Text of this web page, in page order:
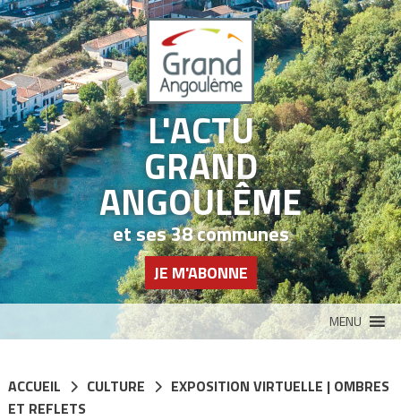
L'ACTU
GRAND
ANGOULÊME
et ses 38 communes
JE M'ABONNE
MENU
ACCUEIL CULTURE
EXPOSITION VIRTUELLE | OMBRES
ET REFLETS
Panneau de gestion des cookies